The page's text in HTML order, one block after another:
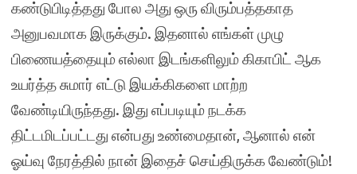
கண்டுபிடித்தது போல அது ஒரு விரும்பத்தகாத
அனுபவமாக இருக்கும். இதனால் எங்கள் முழு
பிணையத்தையும் எல்லா இடங்களிலும் கிகாபிட் ஆக
உயர்த்த சுமார் எட்டு இயக்கிகளை மாற்ற
வேண்டியிருந்தது. இது எப்படியும் நடக்க
திட்டமிடப்பட்டது என்பது உண்மைதான், ஆனால் என்
ஓய்வு நேரத்தில் நான் இதைச் செய்திருக்க வேண்டும்!